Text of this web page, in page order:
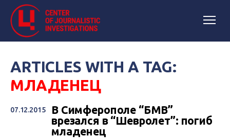
ARTICLES WITH A TAG:
МЛАДЕНЕЦ
07.12.2015
В Симферополе “БМВ”
врезался в “Шевролет”: погиб
младенец